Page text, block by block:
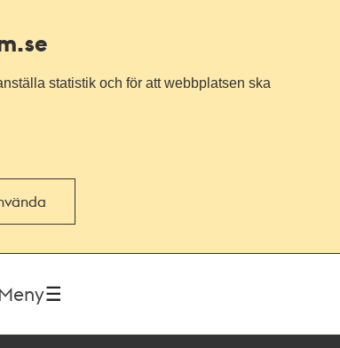
statistik och för att webbplatsen ska